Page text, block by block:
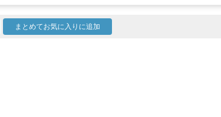
まとめてお気に入りに追加